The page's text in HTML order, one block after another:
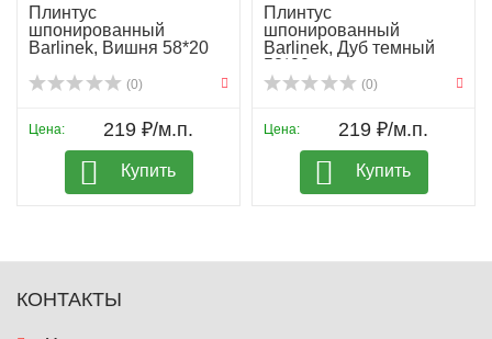
Плинтус
шпонированный
Barlinek, Вишня 58*20
(0)
Цена: 219 ₽/м.п.
Купить
Плинтус
шпонированный
Barlinek, Дуб темный
58*20
(0)
Цена: 219 ₽/м.п.
Купить
КОНТАКТЫ